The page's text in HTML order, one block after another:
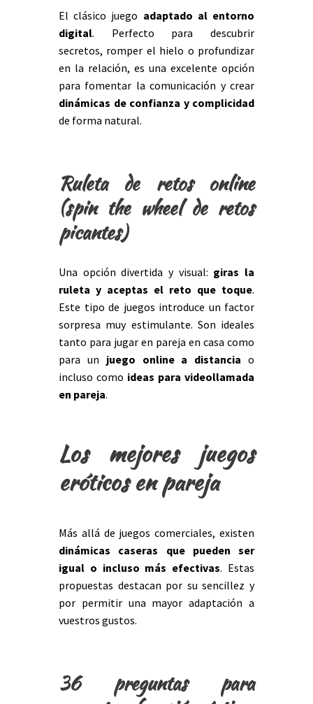
El clásico juego adaptado al entorno
digital. Perfecto para descubrir
secretos, romper el hielo o profundizar
en la relación, es una excelente opción
para fomentar la comunicación y crear
dinámicas de confianza y complicidad
de forma natural.
Ruleta de retos online
(spin the wheel de retos
picantes)
Una opción divertida y visual: giras la
ruleta y aceptas el reto que toque.
Este tipo de juegos introduce un factor
sorpresa muy estimulante. Son ideales
tanto para jugar en pareja en casa como
para un juego online a distancia o
incluso como ideas para videollamada
en pareja.
Los mejores juegos
eróticos en pareja
Más allá de juegos comerciales, existen
dinámicas caseras que pueden ser
igual o incluso más efectivas. Estas
propuestas destacan por su sencillez y
por permitir una mayor adaptación a
vuestros gustos.
36 preguntas para